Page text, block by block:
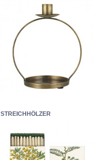
STREICHHÖLZER